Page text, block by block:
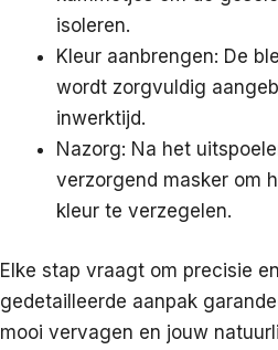
isoleren.
Kleur aanbrengen: De
wordt zorgvuldig
inwerktijd.
Nazorg: Na het
verzorgend masker om
kleur te verzegelen.
Elke stap vraagt om precisie
gedetailleerde aanpak
mooi vervagen en jouw